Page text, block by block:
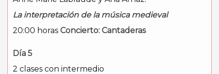
La interpretación de la música medieval
20:00 horas Concierto: Cantaderas
Día 5
2 clases con intermedio